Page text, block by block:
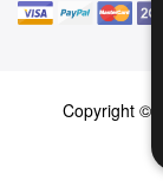
Copyright ©